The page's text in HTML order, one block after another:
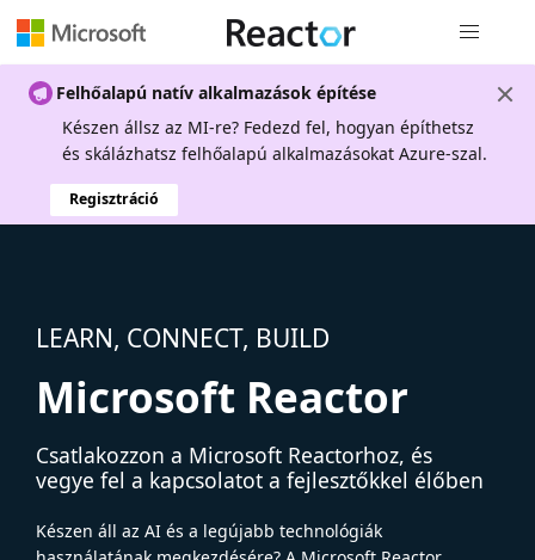
Felhőalapú natív alkalmazások építése
Készen állsz az MI-re? Fedezd fel, hogyan építhetsz
és skálázhatsz felhőalapú alkalmazásokat Azure-szal.
Regisztráció
LEARN, CONNECT, BUILD
Microsoft Reactor
Csatlakozzon a Microsoft Reactorhoz, és
vegye fel a kapcsolatot a fejlesztőkkel élőben
Készen áll az AI és a legújabb technológiák